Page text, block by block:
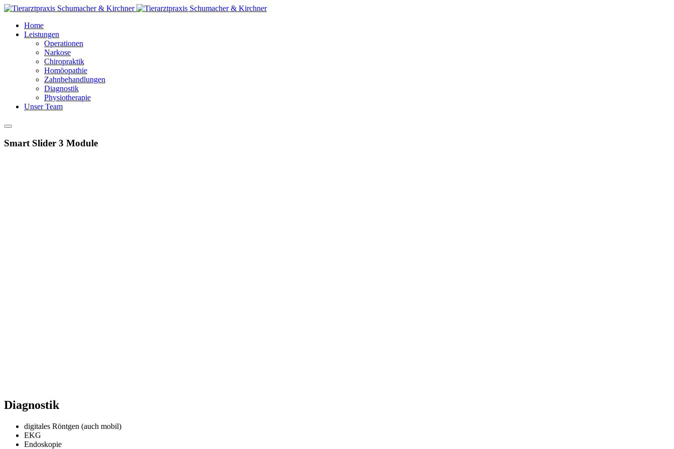
Home
Leistungen
Operationen
Narkose
Chiropraktik
Homöopathie
Zahnbehandlungen
Diagnostik
Physiotherapie
Unser Team
Smart Slider 3 Module
Diagnostik
digitales Röntgen (auch mobil)
EKG
Endoskopie